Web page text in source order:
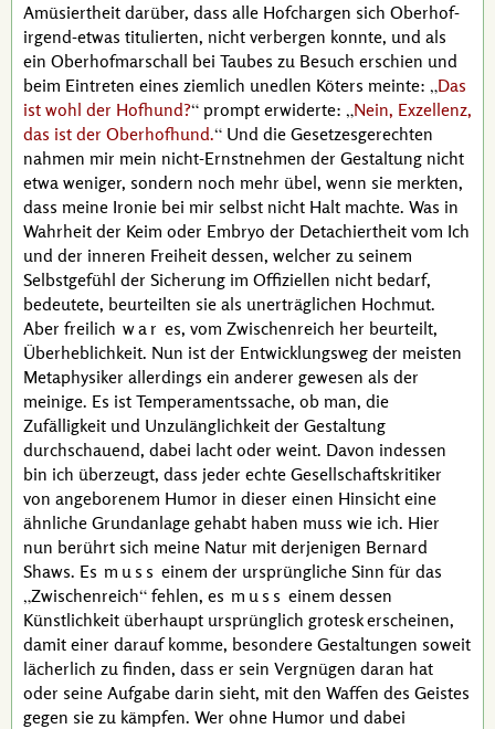
Amüsiertheit darüber, dass alle Hofchargen sich Oberhof-
irgend-etwas titulierten, nicht verbergen konnte, und als
ein Oberhofmarschall bei Taubes zu Besuch erschien und
beim Eintreten eines ziemlich unedlen Köters meinte:
Das
ist wohl der Hofhund? prompt erwiderte:
Nein, Exzellenz,
das ist der Oberhofhund.
Und die Gesetzesgerechten
nahmen mir mein nicht-Ernstnehmen der Gestaltung nicht
etwa weniger, sondern noch mehr übel, wenn sie merkten,
dass meine Ironie bei mir selbst nicht Halt machte. Was in
Wahrheit der Keim oder Embryo der Detachiertheit vom Ich
und der inneren Freiheit dessen, welcher zu seinem
Selbstgefühl der Sicherung im Offiziellen nicht bedarf,
bedeutete, beurteilten sie als unerträglichen Hochmut.
Aber freilich war es, vom Zwischenreich her beurteilt,
Überheblichkeit. Nun ist der Entwicklungsweg der meisten
Metaphysiker allerdings ein anderer gewesen als der
meinige. Es ist Temperamentssache, ob man, die
Zufälligkeit und Unzulänglichkeit der Gestaltung
durchschauend, dabei lacht oder weint. Davon indessen
bin ich überzeugt, dass jeder echte Gesellschaftskritiker
von angeborenem Humor in dieser einen Hinsicht eine
ähnliche Grundanlage gehabt haben muss wie ich. Hier
nun berührt sich meine Natur mit derjenigen Bernard
Shaws. Es muss einem der ursprüngliche Sinn für das
Zwischenreich fehlen, es muss einem dessen
Künstlichkeit überhaupt ursprünglich grotesk erscheinen,
damit einer darauf komme, besondere Gestaltungen soweit
lächerlich zu finden, dass er sein Vergnügen daran hat
oder seine Aufgabe darin sieht, mit den Waffen des Geistes
gegen sie zu kämpfen. Wer ohne Humor und dabei